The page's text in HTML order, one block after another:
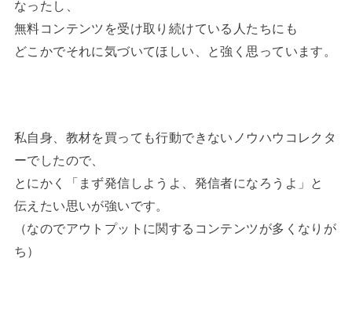
なったし、
無料コンテンツを受け取り続けている人たちにも
どこかでそれに気づいてほしい、と強く思っています。
私自身、教材を買っても行動できないノウハウコレクタ
ーでしたので、
とにかく「まず発信しようよ、発信者になろうよ」と
伝えたい思いが強いです。
（なのでアウトプットに関するコンテンツが多くなりが
ち）